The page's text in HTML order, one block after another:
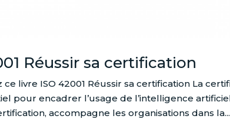
Réussir sa certification
livre ISO 42001 Réussir sa certification La
pour encadrer l’usage de l’intelligence
accompagne les organisations dans la...